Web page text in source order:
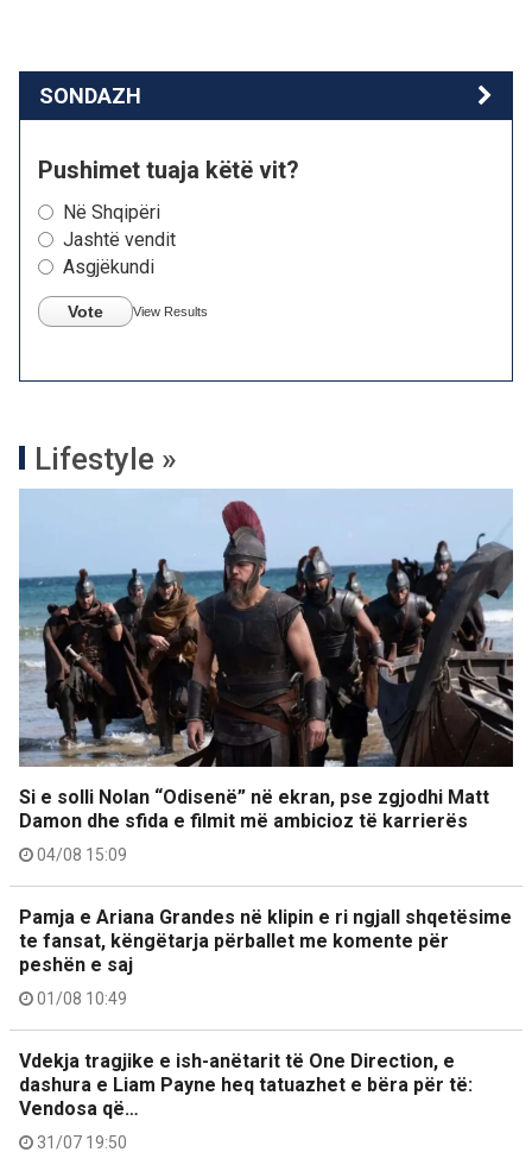
SONDAZH
Pushimet tuaja këtë vit?
Në Shqipëri
Jashtë vendit
Asgjëkundi
Vote View Results
Lifestyle »
Si e solli Nolan “Odisenë” në ekran, pse zgjodhi Matt
Damon dhe sfida e filmit më ambicioz të karrierës
04/08 15:09
Pamja e Ariana Grandes në klipin e ri ngjall shqetësime
te fansat, këngëtarja përballet me komente për
peshën e saj
01/08 10:49
Vdekja tragjike e ish-anëtarit të One Direction, e
dashura e Liam Payne heq tatuazhet e bëra për të:
Vendosa që…
31/07 19:50